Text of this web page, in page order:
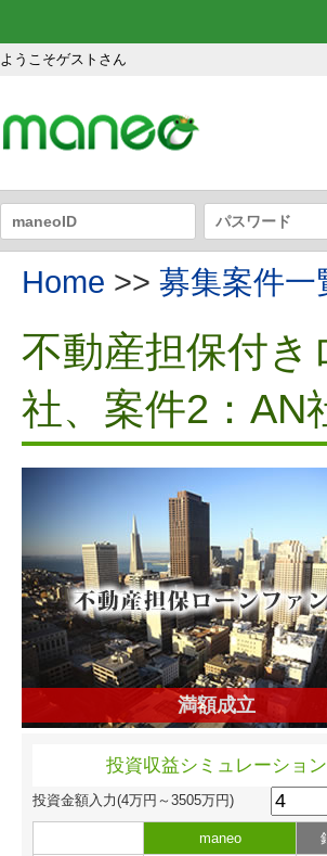
ようこそゲストさん
Home >> 募集案件一
不動産担保付
社、案件2：AN
満額成立
投資収益シミュレーション
投資金額入力(4万円～3505万円)
maneo